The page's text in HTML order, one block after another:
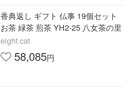
香典返し ギフト 仏事 19個セット
お茶 緑茶 煎茶 YH2-25 八女茶の里
eight cat
58,085円